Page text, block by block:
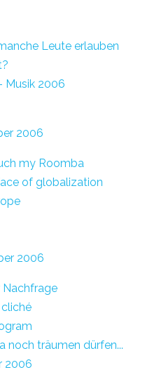
Leute erlauben
Musik 2006
2006
my Roomba
of globalization
2006
Nachfrage
noch träumen dürfen...
2006